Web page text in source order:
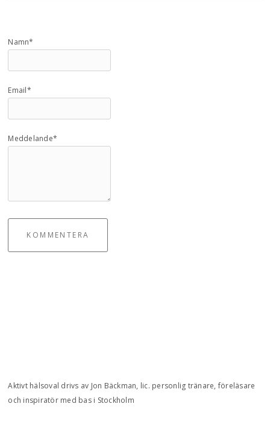
Namn*
Email*
Meddelande*
KOMMENTERA
Aktivt hälsoval drivs av Jon Bäckman, lic. personlig tränare, föreläsare
och inspiratör med bas i Stockholm